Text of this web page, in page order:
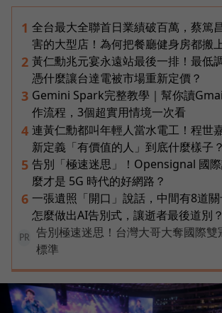
1 全台最大全聯首日業績破百萬，蔡篤
害的大型店！為何把餐廳健身房都搬
2 黃仁勳兆元宴永遠站最後一排！最低
憑什麼讓台達電被市場重新定價？
3 Gemini Spark完整教學｜幫你讀
作流程，3個超實用情境一次看
4 連黃仁勳都叫年輕人當水電工！程世
新定義「有價值的人」到底什麼樣子？
5 告別「極速迷思」！Opensignal 國
麼才是 5G 時代的好網路？
6 一張遺照「開口」說話，中間有8道
怎麼做出AI告別式，讓逝者最後道別？
PR
告別極速迷思！台灣大哥大奪國際雙
標準